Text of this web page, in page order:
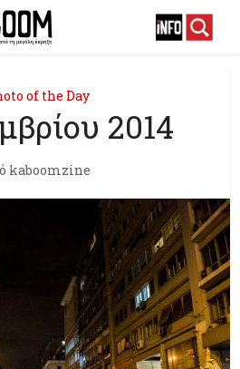
of the Day
2014
kaboomzine